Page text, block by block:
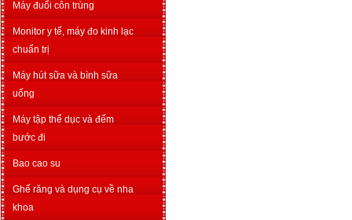
Máy đuổi côn trùng
Monitor y tế, máy đo kinh lạc
chuẩn trị
Máy hút sữa và bình sữa
uống
Máy tập thể dục và đếm
bước đi
Bao cao su
Ghế răng và dụng cụ về nha
khoa